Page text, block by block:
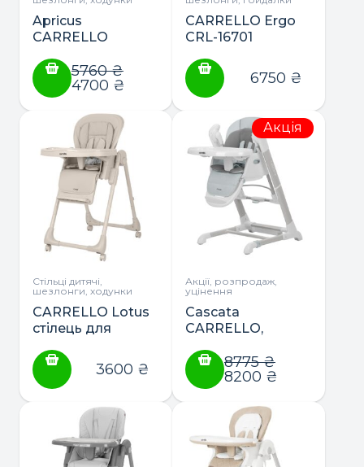
Apricus
CARRELLO
годування
5760₴
4700 ₴
CARRELLO Ergo
CRL-16701
для годування,
приставний
стілець і
навчальна вежа
6750 ₴
Стільці дитячі,
шезлонги, ходунки
CARRELLO Lotus
стілець для
3600 ₴
Акція
Акції, розпродаж,
уцінення
Cascata
CARRELLO,
від 0 до 3 років
8775₴
8200 ₴